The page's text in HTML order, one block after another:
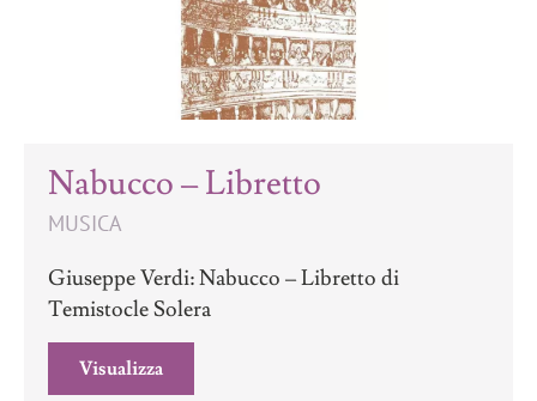
Nabucco – Libretto
MUSICA
Giuseppe Verdi: Nabucco – Libretto di
Temistocle Solera
Visualizza